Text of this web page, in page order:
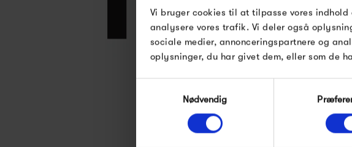
Vi bruger cookies til at tilpasse vores
analysere vores trafik. Vi deler også
sociale medier, annonceringspartnere og
oplysninger, du har givet dem, eller som de
Nødvendig
Se alle varer fra HAY